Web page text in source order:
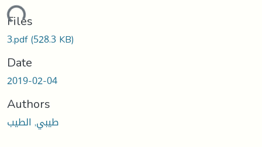
Files
3.pdf(528.3 KB)
Date
2019-02-04
Authors
طيبي, الطيب